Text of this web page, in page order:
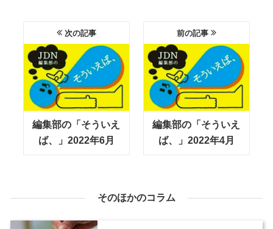
次の記事
編集部の「そういえ
ば、」2022年6月
前の記事
編集部の「そういえ
ば、」2022年4月
そのほかのコラム